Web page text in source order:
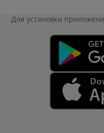
Для установки